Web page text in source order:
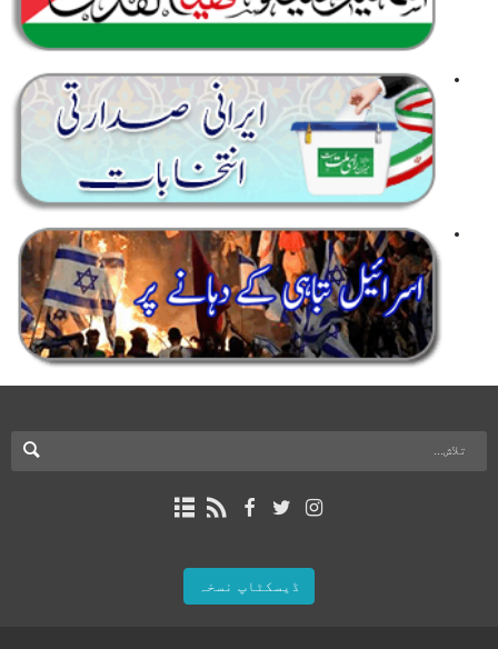
ڈیسکٹاپ نسخہ